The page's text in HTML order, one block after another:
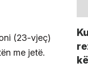
(23-vjeç)
me jetë.